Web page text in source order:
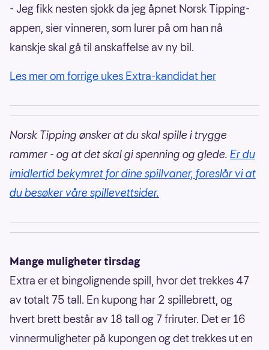
- Jeg fikk nesten sjokk da jeg åpnet Norsk Tipping-
appen, sier vinneren, som lurer på om han nå
kanskje skal gå til anskaffelse av ny bil.
Les mer om forrige ukes Extra-kandidat her
Norsk Tipping ønsker at du skal spille i trygge
rammer - og at det skal gi spenning og glede. Er du
imidlertid bekymret for dine spillvaner, foreslår vi at
du besøker våre spillevettsider.
Mange muligheter tirsdag
Extra er et bingolignende spill, hvor det trekkes 47
av totalt 75 tall. En kupong har 2 spillebrett, og
hvert brett består av 18 tall og 7 friruter. Det er 16
vinnermuligheter på kupongen og det trekkes ut en